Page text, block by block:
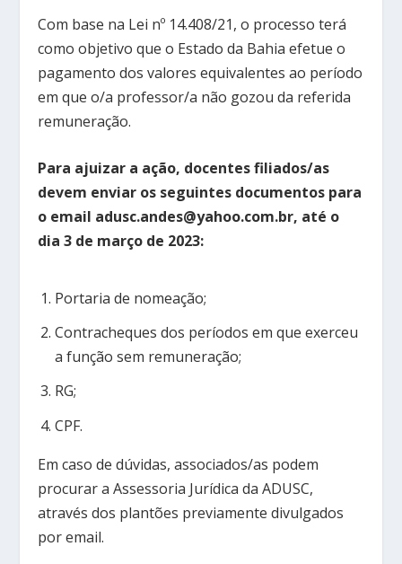
Com base na Lei nº 14.408/21, o processo terá
como objetivo que o Estado da Bahia efetue o
pagamento dos valores equivalentes ao período
em que o/a professor/a não gozou da referida
remuneração.
Para ajuizar a ação, docentes filiados/as
devem enviar os seguintes documentos para
o email adusc.andes@yahoo.com.br, até o
dia 3 de março de 2023:
Portaria de nomeação;
Contracheques dos períodos em que exerceu
a função sem remuneração;
RG;
CPF.
Em caso de dúvidas, associados/as podem
procurar a Assessoria Jurídica da ADUSC,
através dos plantões previamente divulgados
por email.